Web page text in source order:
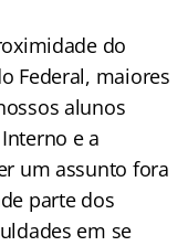
do
Federal, maiores
alunos
e a
um assunto fora
parte dos
em se